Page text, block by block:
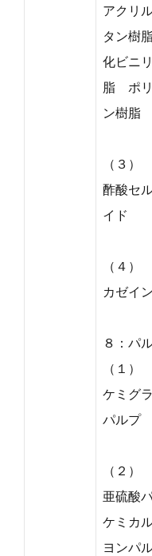
アクリ
タン樹
化ビニ
脂 ポ
ン樹脂
（３
酢酸セ
イド
（４
カゼイ
８：パ
（１
ケミグ
パルプ
（２
亜硫酸
ケミカ
ヨンパ